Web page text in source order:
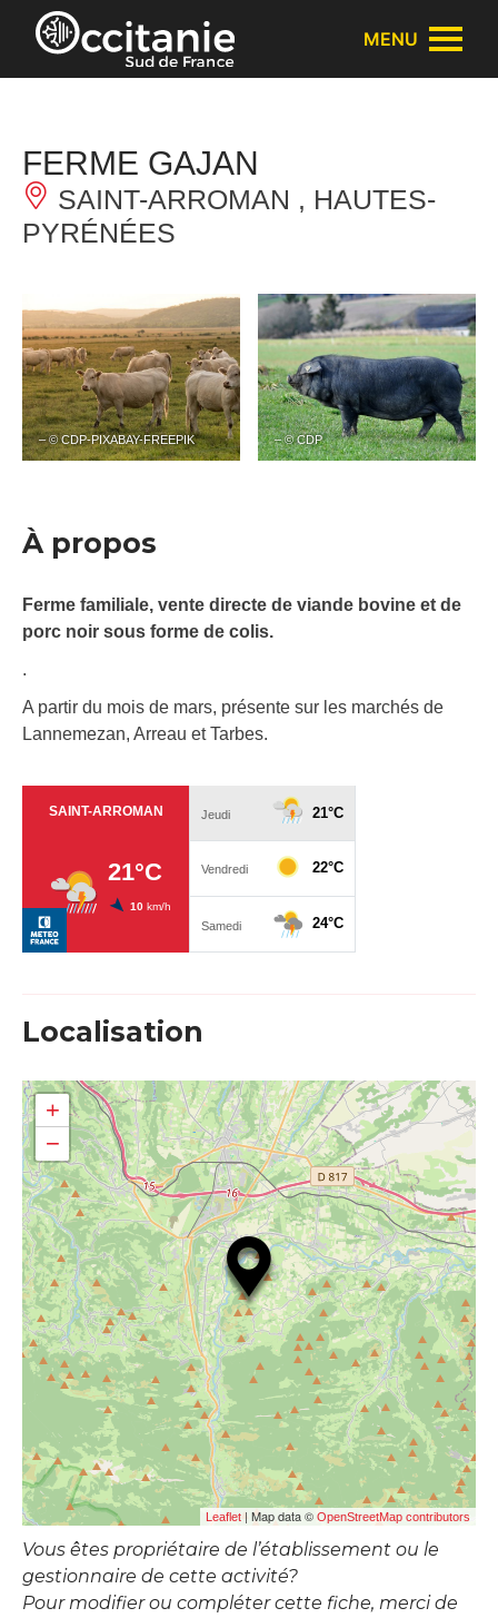
Panneau de gestion des cookies
MENU
FERME GAJAN
SAINT-ARROMAN , HAUTES-
PYRÉNÉES
– © CDP-PIXABAY-FREEPIK – © CDP
À propos
Ferme familiale, vente directe de viande bovine et de
porc noir sous forme de colis.
.
A partir du mois de mars, présente sur les marchés de
Lannemezan, Arreau et Tarbes.
Localisation
+
−
Leaflet | Map data © OpenStreetMap contributors
Vous êtes propriétaire de l’établissement ou le
gestionnaire de cette activité?
Pour modifier ou compléter cette fiche, merci de